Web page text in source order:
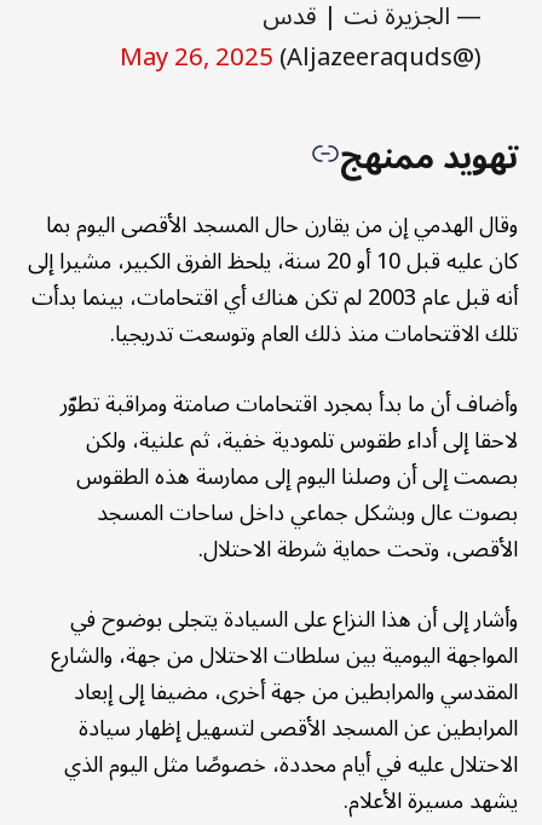
— الجزيرة نت | قدس
(@Aljazeeraquds)
May 26, 2025
تهويد ممنهج
وقال الهدمي إن من يقارن حال المسجد الأقصى اليوم بما
كان عليه قبل 10 أو 20 سنة، يلحظ الفرق الكبير، مشيرا إلى
أنه قبل عام 2003 لم تكن هناك أي اقتحامات، بينما بدأت
تلك الاقتحامات منذ ذلك العام وتوسعت تدريجيا.
وأضاف أن ما بدأ بمجرد اقتحامات صامتة ومراقبة تطوّر
لاحقا إلى أداء طقوس تلمودية خفية، ثم علنية، ولكن
بصمت إلى أن وصلنا اليوم إلى ممارسة هذه الطقوس
بصوت عال وبشكل جماعي داخل ساحات المسجد
الأقصى، وتحت حماية شرطة الاحتلال.
وأشار إلى أن هذا النزاع على السيادة يتجلى بوضوح في
المواجهة اليومية بين سلطات الاحتلال من جهة، والشارع
المقدسي والمرابطين من جهة أخرى، مضيفا إلى إبعاد
المرابطين عن المسجد الأقصى لتسهيل إظهار سيادة
الاحتلال عليه في أيام محددة، خصوصًا مثل اليوم الذي
يشهد مسيرة الأعلام.